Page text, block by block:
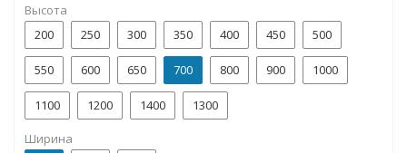
Высота
200
250 300 350 400 450 500
550 600 650 700 800 900 1000
1100 1200 1400 1300
Ширина